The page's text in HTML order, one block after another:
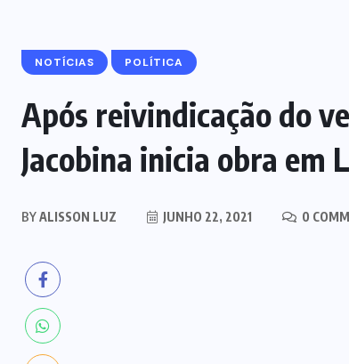
NOTÍCIAS POLÍTICA
Após reivindicação do
Jacobina inicia obra em
BYALISSON LUZ JUNHO 22, 2021 0